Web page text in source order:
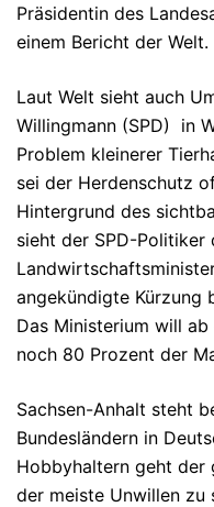
Präsidentin des
einem Bericht der Welt.
Laut Welt sieht auch
Willingmann (SPD) in
Problem kleinerer
sei der Herdenschutz
Hintergrund des
sieht der SPD-Politiker
angekündigte Kürzung
Das Ministerium will
noch 80 Prozent der
Sachsen-Anhalt steht
Bundesländern in
Hobbyhaltern geht der
der meiste Unwillen